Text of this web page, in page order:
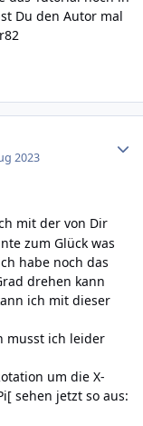
Du den Autor mal
2023
mit der von Dir
zum Glück was
habe noch das
drehen kann
ich mit dieser
musst ich leider
um die X-
sehen jetzt so aus: